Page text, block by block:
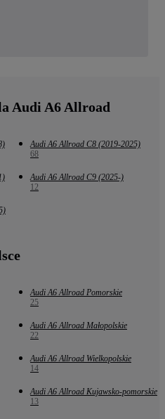
Audi A6 Allroad
Audi A6 Allroad C8 (2019-2025)
68
Audi A6 Allroad C9 (2025-)
12
Audi A6 Allroad Pomorskie
25
Audi A6 Allroad Małopolskie
22
Audi A6 Allroad Wielkopolskie
14
Audi A6 Allroad Kujawsko-pomorskie
13